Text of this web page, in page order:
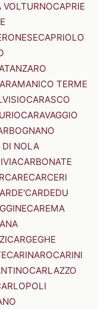
VOLTURNOCAPRIE
CAPRIOLO
TERME
CARASCO
CARAVAGGIO
DI NOLA
CARBONATE
CARCERI
CARDEDU
CAREMA
CARGEGHE
CARINAROCARINI
CARLAZZO